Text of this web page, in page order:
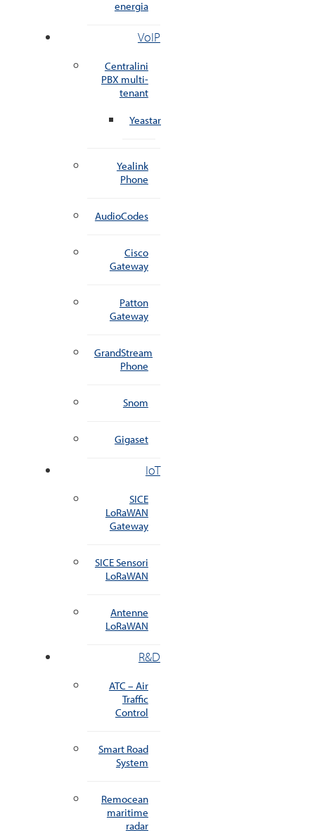
energia
VoIP
Centralini
PBX multi-
tenant
Yeastar
Yealink
Phone
AudioCodes
Cisco
Gateway
Patton
Gateway
GrandStream
Phone
Snom
Gigaset
IoT
SICE
LoRaWAN
Gateway
SICE Sensori
LoRaWAN
Antenne
LoRaWAN
R&D
ATC – Air
Traffic
Control
Smart Road
System
Remocean
maritime
radar